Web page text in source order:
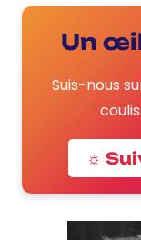
Un
Suis-nous
☼